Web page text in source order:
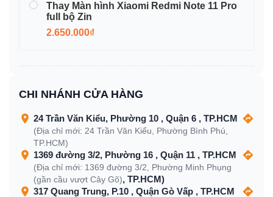
Thay Màn hình Xiaomi Redmi Note 11 Pro
full bộ Zin
2.650.000₫
CHI NHÁNH CỬA HÀNG
24 Trần Văn Kiểu, Phường 10 , Quận 6 , TP.HCM
(Địa chỉ mới: 24 Trần Văn Kiểu, Phường Bình Phú,
TP.HCM)
1369 đường 3/2, Phường 16 , Quận 11 , TP.HCM
(Địa chỉ mới: 1369 đường 3/2, Phường Minh Phụng
(gần cầu vượt Cây Gõ), TP.HCM)
317 Quang Trung, P.10 , Quận Gò Vấp , TP.HCM